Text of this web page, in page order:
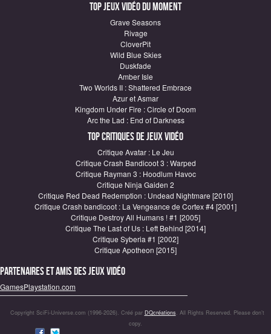
Top Jeux vidéo du moment
Grave Seasons
Rivage
CloverPit
Wild Blue Skies
Duskfade
Amber Isle
Two Worlds II : Shattered Embrace
Azur et Asmar
Kingdom Under Fire : Circle of Doom
Arc the Lad : End of Darkness
Top critiques de Jeux vidéo
Critique Avatar : Le Jeu
Critique Crash Bandicoot 3 : Warped
Critique Rayman 3 : Hoodlum Havoc
Critique Ninja Gaiden 2
Critique Red Dead Redemption : Undead Nightmare [2010]
Critique Crash bandicoot : La Vengeance de Cortex #4 [2001]
Critique Destroy All Humans ! #1 [2005]
Critique The Last of Us : Left Behind [2014]
Critique Syberia #1 [2002]
Critique Apotheon [2015]
Partenaires et amis des jeux vidéo
GamesPlaystation.com
Copyright SciFi-Universe.com (1996-2026). Créé par DQcréations. All Rights Reserved. Please don’t
copy.